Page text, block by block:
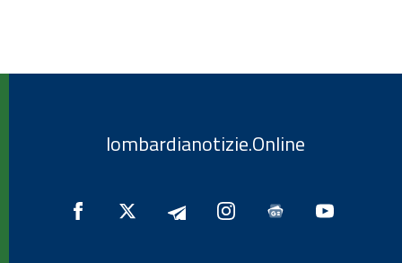
lombardianotizie.Online